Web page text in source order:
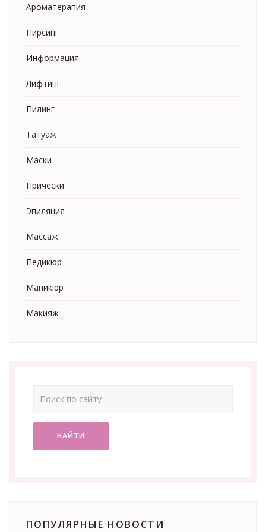
Ароматерапия
Пирсинг
Информация
Лифтинг
Пилинг
Татуаж
Маски
Прически
Эпиляция
Массаж
Педикюр
Маникюр
Макияж
НАЙТИ
ПОПУЛЯРНЫЕ НОВОСТИ